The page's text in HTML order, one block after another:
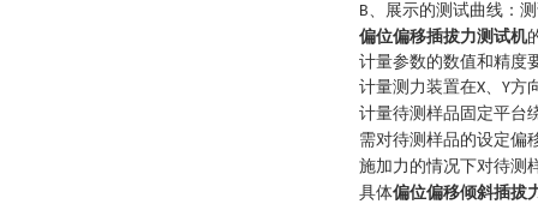
B、展示的测试曲线：
偏位偏移插拔力测试机
计量参数的数值和精度
计量测力装置在X、 Y方
计量待测样品固定平台
需对待测样品的设定偏
施加力的情况下对待测
具体偏位偏移倾斜插拔